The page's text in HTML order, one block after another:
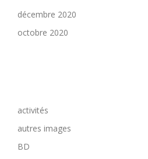
décembre 2020
octobre 2020
activités
autres images
BD